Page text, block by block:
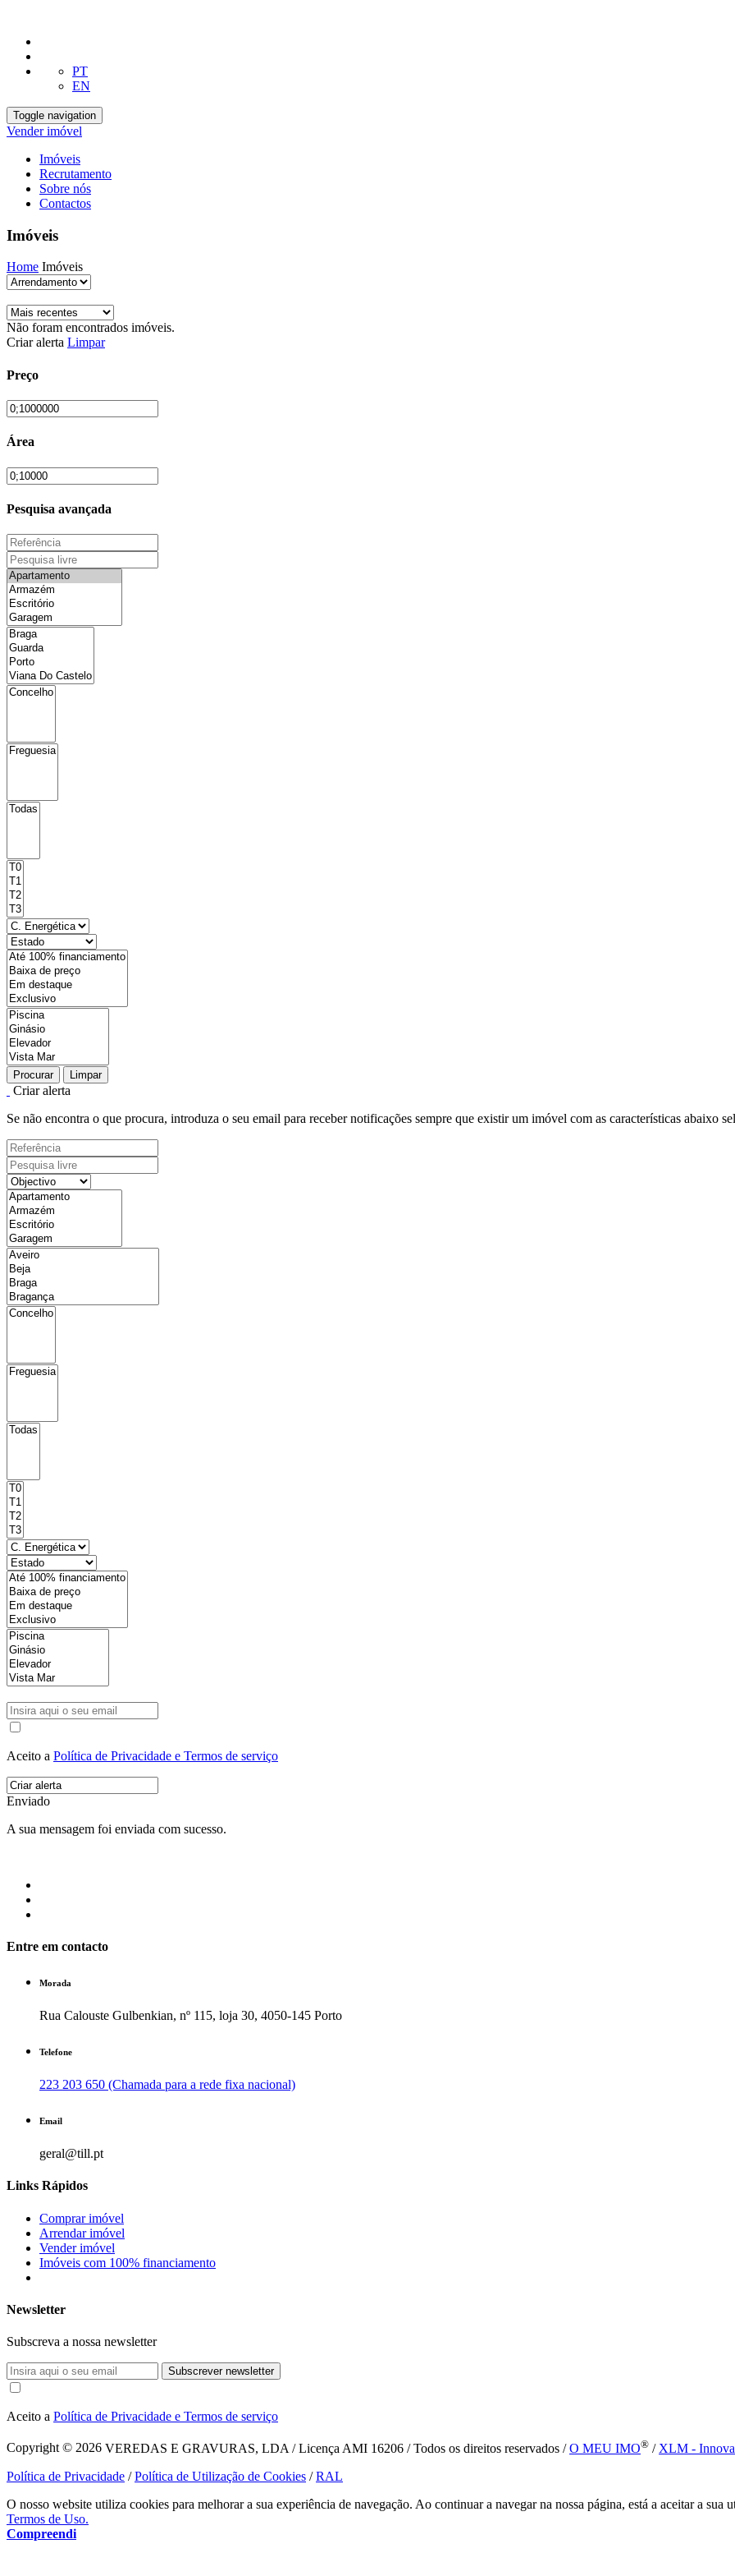
PT
EN
Toggle navigation
Vender imóvel
Imóveis
Recrutamento
Sobre nós
Contactos
Imóveis
Home Imóveis
Não foram encontrados imóveis.
Criar alerta Limpar
Preço
Área
Pesquisa avançada
Procurar Limpar
Criar alerta
Se não encontra o que procura, introduza o seu email para receber notificações sempre que existir um imóvel com as características abaixo
Aceito a Política de Privacidade e Termos de serviço
Enviado
A sua mensagem foi enviada com sucesso.
Entre em contacto
Morada
Rua Calouste Gulbenkian, nº 115, loja 30, 4050-145 Porto
Telefone
223 203 650 (Chamada para a rede fixa nacional)
Email
geral@till.pt
Links Rápidos
Comprar imóvel
Arrendar imóvel
Vender imóvel
Imóveis com 100% financiamento
Newsletter
Subscreva a nossa newsletter
Subscrever newsletter
Aceito a Política de Privacidade e Termos de serviço
Copyright © 2026 VEREDAS E GRAVURAS, LDA / Licença AMI 16206 / Todos os direitos reservados /O MEU IMO® / XLM -
Política de Privacidade /Política de Utilização de Cookies /RAL
O nosso website utiliza cookies para melhorar a sua experiência de navegação. Ao continuar a navegar na nossa página, está a aceitar a sua
Termos de Uso.
Compreendi